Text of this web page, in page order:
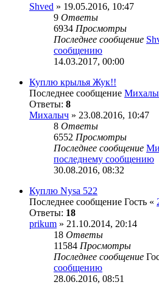
Shved » 19.05.2016, 10:47
9 Ответы
6934 Просмотры
Последнее сообщение
сообщению
14.03.2017, 00:00
Куплю крылья Жук!!
Последнее сообщение
Ответы: 8
Михалыч » 23.08.2016, 10:47
8 Ответы
6552 Просмотры
Последнее сообщение
последнему сообщению
30.08.2016, 08:32
Куплю Nysa 522
Последнее сообщение Гость «
Ответы: 18
prikum » 21.10.2014, 20:14
18 Ответы
11584 Просмотры
Последнее сообщение
сообщению
28.06.2016, 08:51